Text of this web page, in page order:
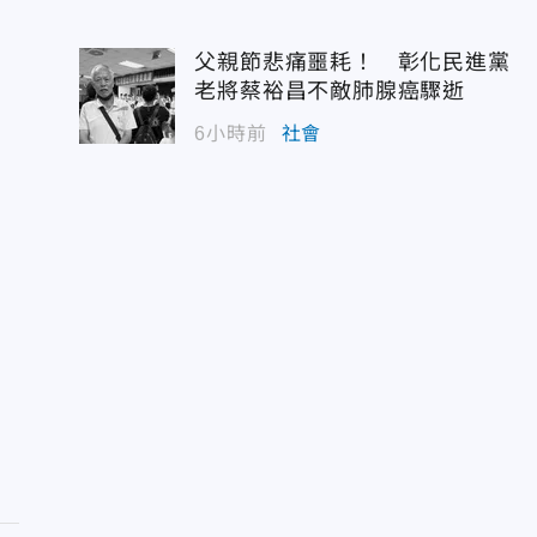
父親節悲痛噩耗！ 彰化民進黨
老將蔡裕昌不敵肺腺癌驟逝
6小時前 社會